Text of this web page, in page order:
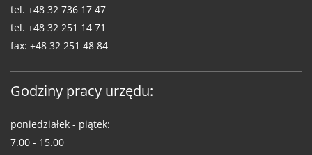
tel. +48 32 736 17 47
tel. +48 32 251 14 71
fax: +48 32 251 48 84
Godziny pracy urzędu:
poniedziałek - piątek:
7.00 - 15.00